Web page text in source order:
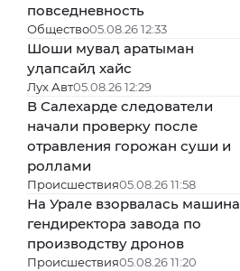
повседневность
Общество05.08.26 12:33
Шоши муваӆ аратыман
уӆапсайӆ хайс
Лух Авт05.08.26 12:29
В Салехарде следователи
начали проверку после
отравления горожан суши и
роллами
Происшествия05.08.26 11:58
На Урале взорвалась машина
гендиректора завода по
производству дронов
Происшествия05.08.26 11:20